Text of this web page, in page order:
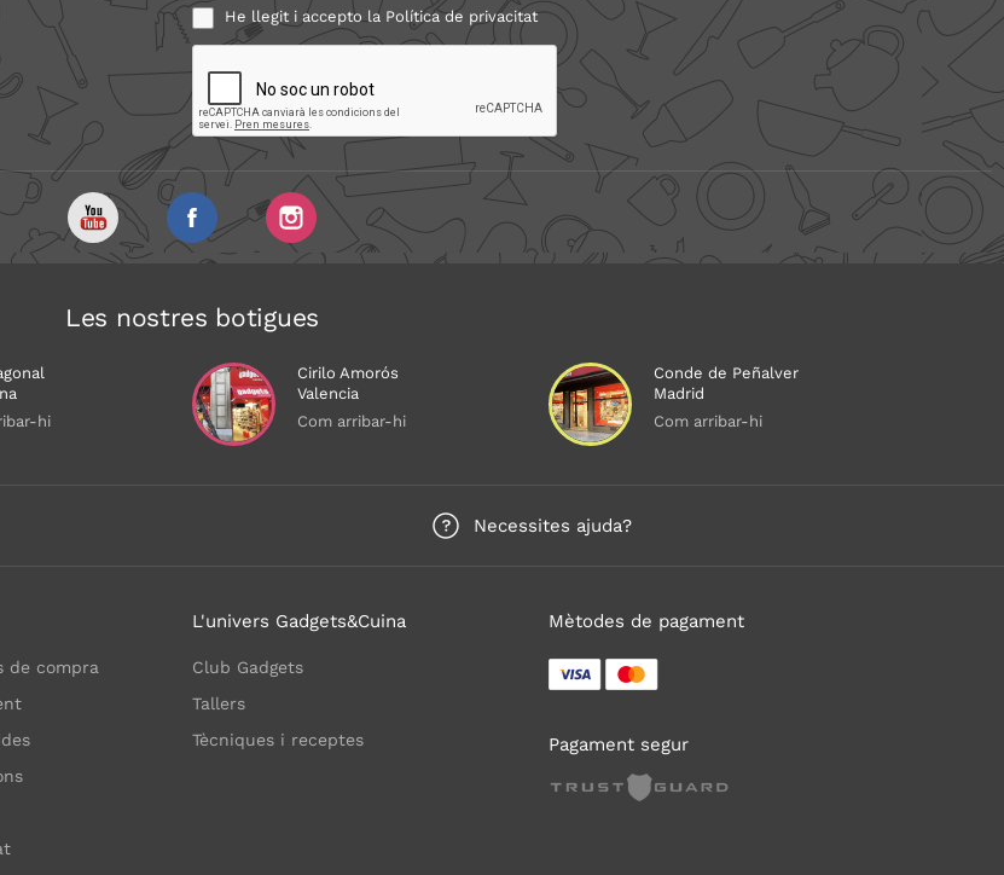
He llegit i accepto la Política de privacitat
Les nostres botigues
hi
Cirilo Amorós
Valencia
Com arribar-hi
Conde de Peñalver
Madrid
Com arribar-hi
Necessites ajuda?
de compra
L'univers Gadgets&Cuina
Club Gadgets
Tallers
Tècniques i receptes
Mètodes de pagament
Pagament segur